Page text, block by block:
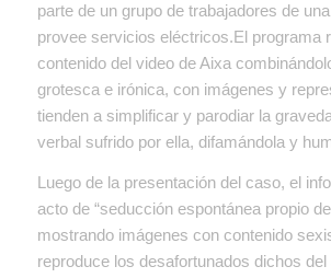
parte de un grupo de trabajadores de
provee servicios eléctricos.El programa
contenido del video de Aixa
grotesca e irónica, con imágenes y
tienden a simplificar y parodiar la
verbal sufrido por ella, difamándola y
Luego de la presentación del caso, el
acto de “seducción espontánea propio
mostrando imágenes con contenido
reproduce los desafortunados dichos